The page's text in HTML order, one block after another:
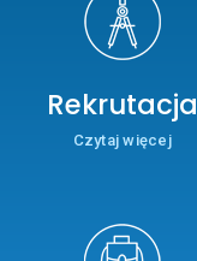
Rekrutacja
Czytaj więcej